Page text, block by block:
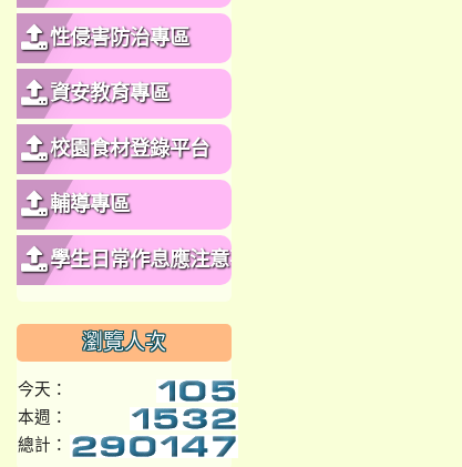
性侵害防治專區
資安教育專區
校園食材登錄平台
輔導專區
學生日常作息應注意事
瀏覽人次
今天：
本週：
總計：